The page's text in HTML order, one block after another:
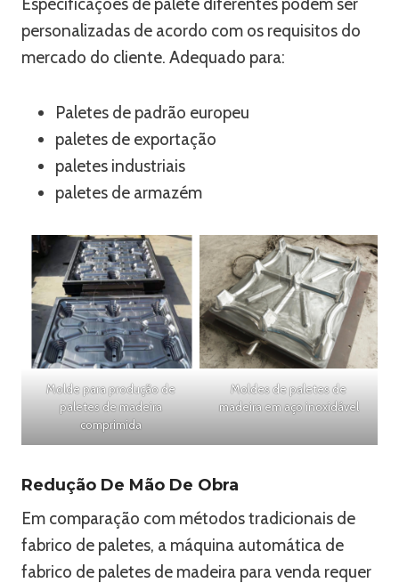
personalizadas de acordo com os requisitos do
mercado do cliente. Adequado para:
Paletes de padrão europeu
paletes de exportação
paletes industriais
paletes de armazém
Molde para produção de
paletes de madeira
comprimida
Moldes de paletes de
madeira em aço inoxidável
Redução De Mão De Obra
Em comparação com métodos tradicionais de
fabrico de paletes, a máquina automática de
fabrico de paletes de madeira para venda requer